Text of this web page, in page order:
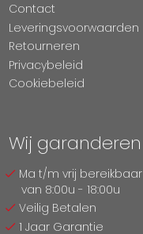
Contact
Leveringsvoorwaarden
Retourneren
Privacybeleid
Cookiebeleid
Wij garanderen
Ma t/m vrij bereikbaar
van 8:00u - 18:00u
Veilig Betalen
1 Jaar Garantie